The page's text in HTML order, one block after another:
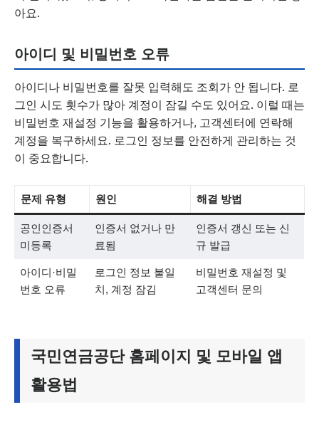
아요.
아이디 및 비밀번호 오류
아이디나 비밀번호를 잘못 입력해도 조회가 안 됩니다. 로
그인 시도 횟수가 많아 계정이 잠길 수도 있어요. 이럴 때는
비밀번호 재설정 기능을 활용하거나, 고객센터에 연락해
계정을 복구하세요. 로그인 정보를 안전하게 관리하는 것
이 중요합니다.
문제 유형 원인 해결 방법
공인인증서
미등록
인증서 없거나 만
료됨
인증서 갱신 또는 신
규 발급
아이디·비밀
번호 오류
로그인 정보 불일
치, 계정 잠김
비밀번호 재설정 및
고객센터 문의
국민연금공단 홈페이지 및 모바일 앱
활용법